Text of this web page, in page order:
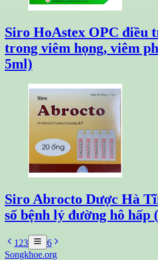
Siro HoAstex OPC điều
trong viêm họng, viêm
5ml)
Siro Abrocto Dược Hà
số bệnh lý đường hô hấp
1 23
6
Songkhoe.org